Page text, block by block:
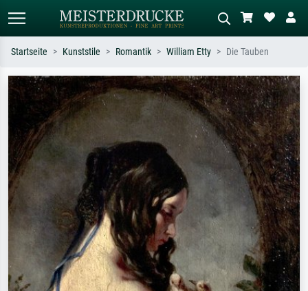
Standardsuche KI-Bildersuche
Suchen Sie nach Künstlern, Werktiteln
oder Stilen – z.B. Monet,
Sternennacht, Impressionismus, Welle
Beschreiben Sie die Szene – z.B. Grüne
Wiese, Abstrakt mit viel Rot, Dunkles
Ölgemälde, Stehender Akt neben einem
Baum.
Startseite Kunststile Romantik William Etty Die Tauben